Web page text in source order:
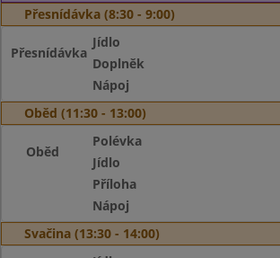
Přesnídávka (8:30 - 9:00)
Přesnídávka
Jídlo
Doplněk
Nápoj
Oběd (11:30 - 13:00)
Oběd
Polévka
Jídlo
Příloha
Nápoj
Svačina (13:30 - 14:00)